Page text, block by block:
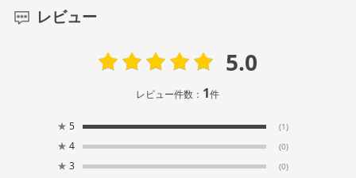
レビュー
5.0
レビュー件数： 1件
★ 5 (1)
★ 4 (0)
★ 3 (0)